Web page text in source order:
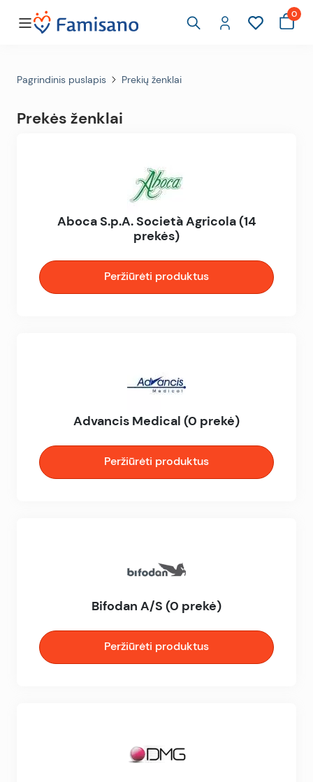
0
Pagrindinis puslapis Prekių ženklai
Prekės ženklai
Aboca S.p.A. Società Agricola (14
prekės)
Peržiūrėti produktus
Advancis Medical (0 prekė)
Peržiūrėti produktus
Bifodan A/S (0 prekė)
Peržiūrėti produktus